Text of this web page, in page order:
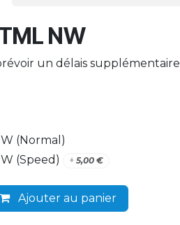
NW
un délais supplémentaire
(Normal)
(Speed)
+ 5,00€
Ajouter au panier